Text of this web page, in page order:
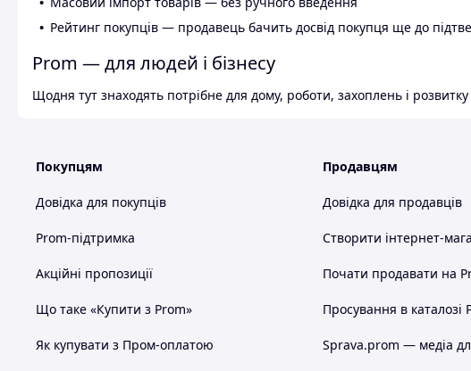
Рейтинг покупців — продавець бачить досвід покупця ще до
Prom — для людей і бізнесу
Щодня тут знаходять потрібне для дому, роботи, захоплень і
Покупцям
Довідка для покупців
Prom-підтримка
Акційні пропозиції
Що таке «Купити з Prom»
Як купувати з Пром-оплатою
Продавцям
Довідка для продавців
Створити інтернет-
Почати продавати на
Просування в каталозі
Sprava.prom — медіа